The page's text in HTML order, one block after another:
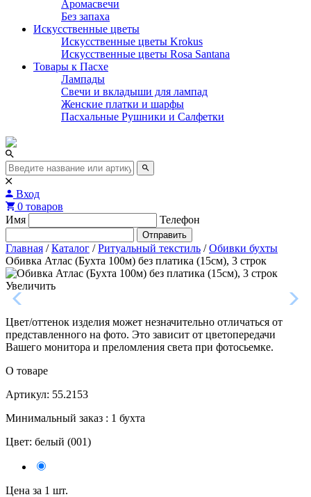
Аромасвечи
Без запаха
Искусственные цветы
Искусственные цветы Krokus
Искусственные цветы Rosa Santana
Товары к Пасхе
Лампады
Свечи и вкладыши для лампад
Женские платки и шарфы
Пасхальные Рушники и Салфетки
Вход
0 товаров
Имя
Телефон
Отправить
Главная / Каталог / Ритуальный текстиль / Обивки бухты
Обивка Атлас (Бухта 100м) без платика (15см), 3 строк
Увеличить
Цвет/оттенок изделия может незначительно отличаться от
представленного на фото. Это зависит от цветопередачи
Вашего монитора и преломления света при фотосьемке.
О товаре
Артикул: 55.2153
Минимальный заказ : 1 бухта
Цвет: белый (001)
Цена за 1 шт.